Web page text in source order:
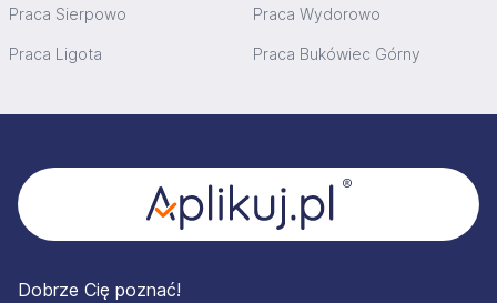
Praca Sierpowo Praca Wydorowo
Praca Ligota Praca Bukówiec Górny
Dobrze Cię poznać!